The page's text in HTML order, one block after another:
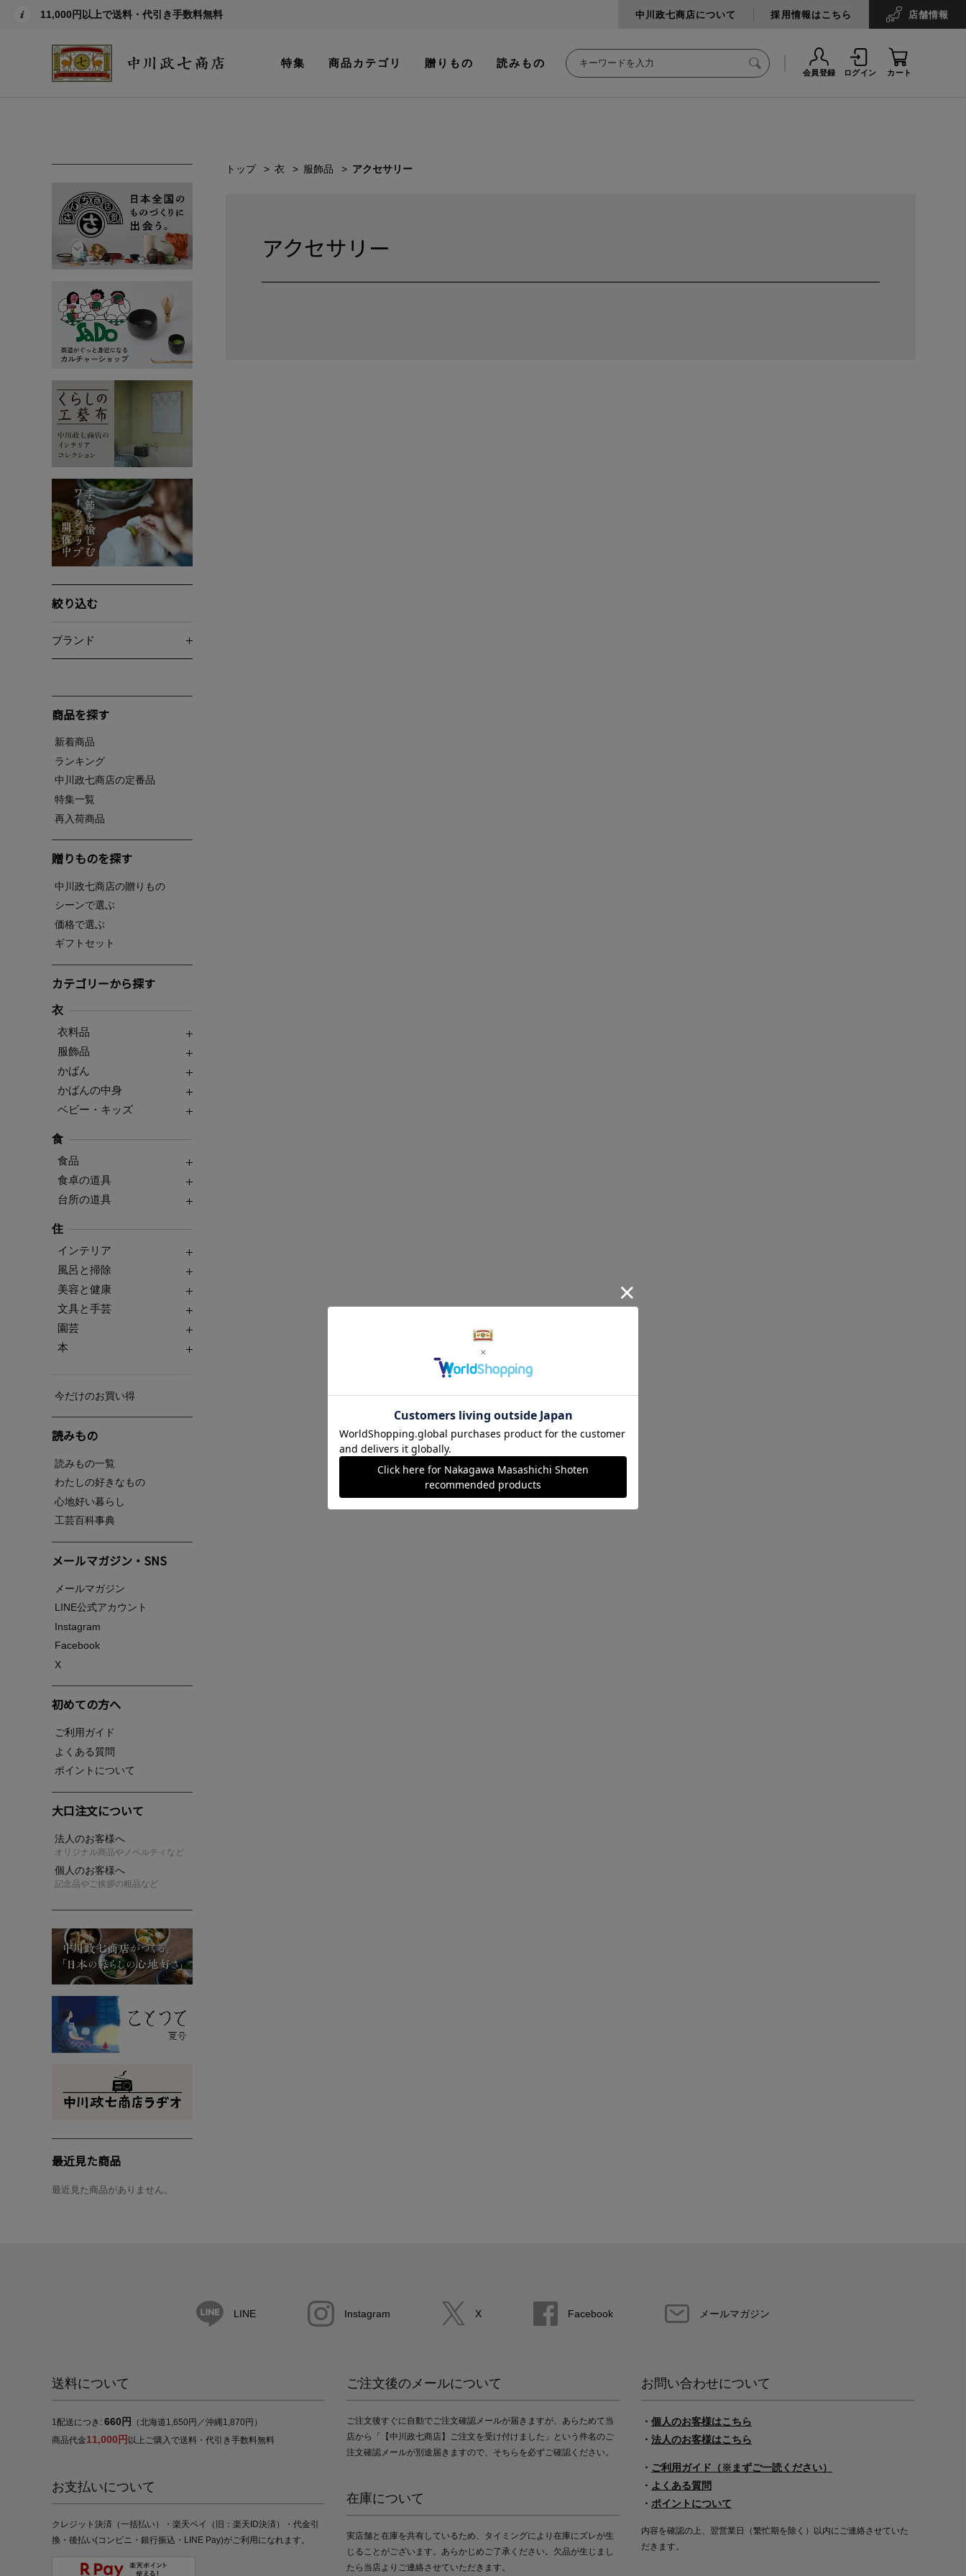
11,000円以上で送料・代引き手数料無料 中川政七商店について 採用情報はこちら 店舗情報
特集 商品カテゴリ 贈りもの 読みもの
会員登録 ログイン カート
絞り込む
ブランド
商品を探す
新着商品
ランキング
中川政七商店の定番品
特集一覧
再入荷商品
贈りものを探す
中川政七商店の贈りもの
シーンで選ぶ
価格で選ぶ
ギフトセット
カテゴリーから探す
衣
衣料品
服飾品
かばん
かばんの中身
ベビー・キッズ
食
食品
食卓の道具
台所の道具
住
インテリア
風呂と掃除
美容と健康
文具と手芸
園芸
本
今だけのお買い得
読みもの
読みもの一覧
わたしの好きなもの
心地好い暮らし
工芸百科事典
メールマガジン・SNS
メールマガジン
LINE公式アカウント
Instagram
Facebook
X
初めての方へ
ご利用ガイド
よくある質問
ポイントについて
大口注文について
法人のお客様へ
オリジナル商品やノベルティなど
個人のお客様へ
記念品やご挨拶の粗品など
最近見た商品
最近見た商品がありません。
トップ 衣 服飾品 アクセサリー
アクセサリー
LINE Instagram X Facebook メールマガジン
送料について
1配送につき: 660円
（北海道1,650円／沖縄1,870円）
商品代金11,000円 以上ご購入で送料・代引き手数料無料
お支払いについて
クレジット決済（一括払い）・楽天ペイ（旧：楽天ID決済）・代金引
換・後払い(コンビニ・銀行振込・LINE Pay)がご利用になれます。
ご注文後のメールについて
ご注文後すぐに自動でご注文確認メールが届きますが、あらためて当
店から「【中川政七商店】ご注文を受け付けました」という件名のご
注文確認メールが別途届きますので、そちらを必ずご確認ください。
在庫について
実店舗と在庫を共有しているため、タイミングにより在庫にズレが生
じることがございます。あらかじめご了承ください。欠品が生じまし
たら当店よりご連絡させていただきます。
お問い合わせについて
・ 個人のお客様はこちら
・ 法人のお客様はこちら
・ ご利用ガイド（※まずご一読ください）
・ よくある質問
・ ポイントについて
内容を確認の上、翌営業日（繁忙期を除く）以内にご連絡させていた
だきます。